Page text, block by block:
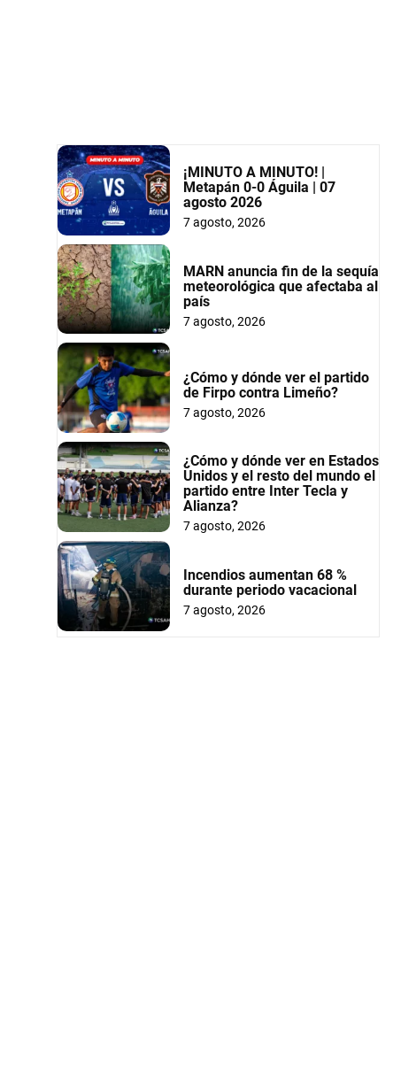
¡MINUTO A MINUTO! |
Metapán 0-0 Águila | 07
agosto 2026
7 agosto, 2026
MARN anuncia fin de la sequía
meteorológica que afectaba al
país
7 agosto, 2026
¿Cómo y dónde ver el partido
de Firpo contra Limeño?
7 agosto, 2026
¿Cómo y dónde ver en Estados
Unidos y el resto del mundo el
partido entre Inter Tecla y
Alianza?
7 agosto, 2026
Incendios aumentan 68 %
durante periodo vacacional
7 agosto, 2026